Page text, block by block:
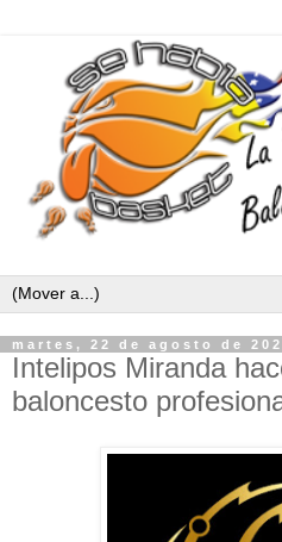
martes, 22 de agosto de
Intelipos Miranda
baloncesto